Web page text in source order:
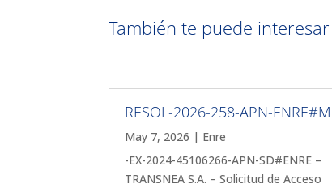
También te puede
RESOL-2026-258-APN-
May 7, 2026 | Enre
-EX-2024-45106266-APN-SD#ENRE –
TRANSNEA S.A. – Solicitud de Acceso